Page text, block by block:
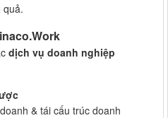
quả.
dịch vụ doanh nghiệp
& tái cấu trúc doanh